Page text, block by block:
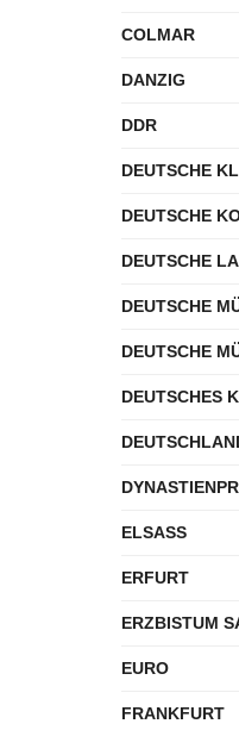
COLMAR
DANZIG
DDR
DEUTSCHE
DEUTSCHE
DEUTSCHE
DEUTSCHE
DEUTSCHE
DEUTSCHES
ELSASS
ERFURT
ERZBISTUM
EURO
FRANKFURT